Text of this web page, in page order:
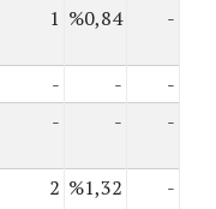
1 %0,84 -
- -
-
- - -
2 %1,32 -